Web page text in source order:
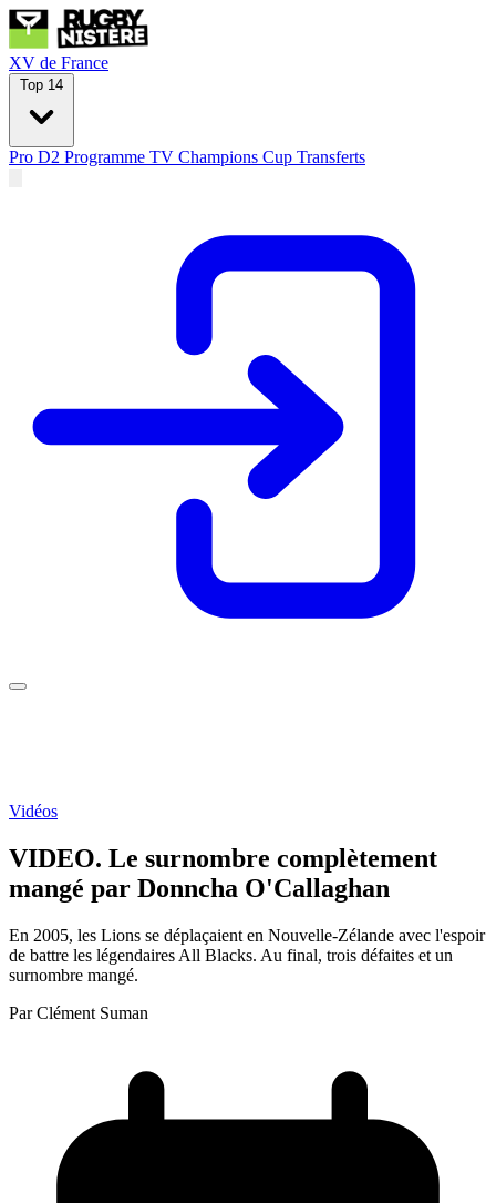
XV de France
Top 14
Pro D2 Programme TV Champions Cup Transferts
Vidéos
VIDEO. Le surnombre complètement
mangé par Donncha O'Callaghan
En 2005, les Lions se déplaçaient en Nouvelle-Zélande avec l'espoir
de battre les légendaires All Blacks. Au final, trois défaites et un
surnombre mangé.
Par Clément Suman